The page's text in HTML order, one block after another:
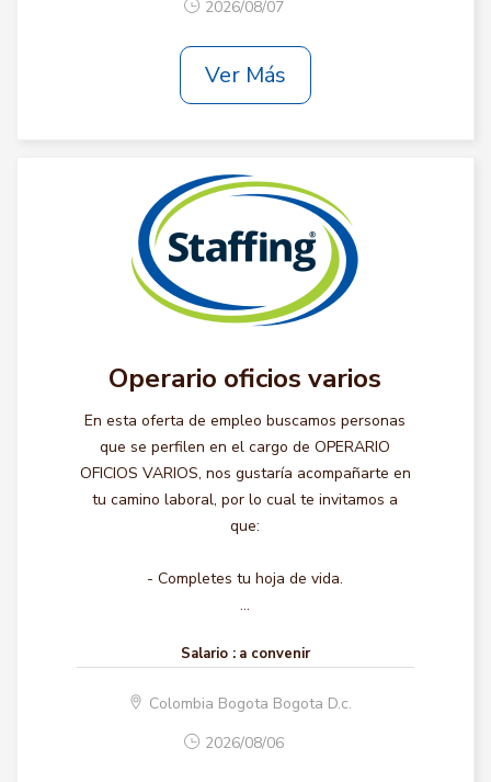
2026/08/07
Ver Más
Operario oficios varios
En esta oferta de empleo buscamos personas
que se perfilen en el cargo de OPERARIO
OFICIOS VARIOS, nos gustaría acompañarte en
tu camino laboral, por lo cual te invitamos a
que:
- Completes tu hoja de vida.
...
Salario : a convenir
Colombia Bogota Bogota D.c.
2026/08/06